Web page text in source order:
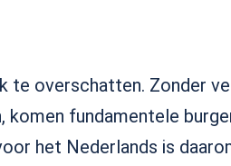
te overschatten. Zonder
komen fundamentele
het Nederlands is